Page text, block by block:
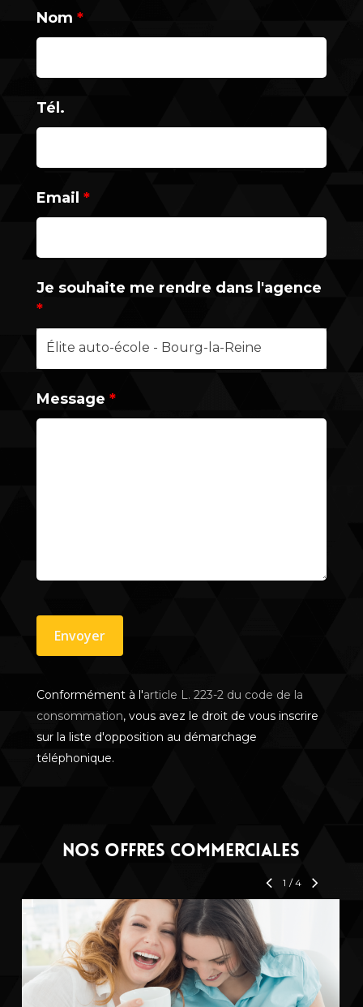
Nom*
Tél.
Email*
Je souhaite me rendre dans l'agence
*
Message*
Conformément à l'article L. 223-2 du code de la
consommation, vous avez le droit de vous inscrire
sur la liste d'opposition au démarchage
téléphonique.
NOS OFFRES COMMERCIALES
1/4